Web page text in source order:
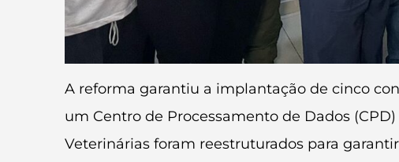
A reforma garantiu a implantação de cinco
um Centro de Processamento de Dados
Veterinárias foram reestruturados para